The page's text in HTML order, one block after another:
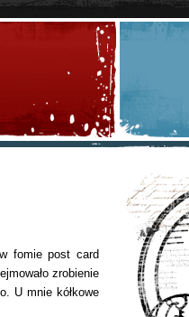
fomie post card
zrobienie
U mnie kółkowe